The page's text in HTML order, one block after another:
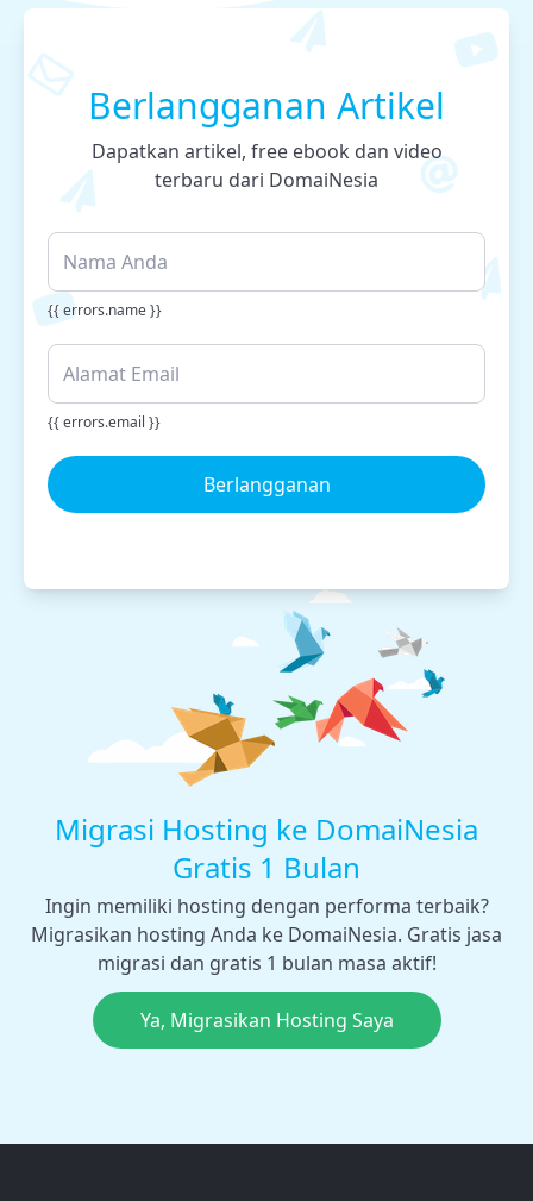
Berlangganan Artikel
Dapatkan artikel, free ebook dan video
terbaru dari DomaiNesia
{{ errors.name }}
{{ errors.email }}
Berlangganan
Migrasi Hosting ke DomaiNesia
Gratis 1 Bulan
Ingin memiliki hosting dengan performa terbaik?
Migrasikan hosting Anda ke DomaiNesia. Gratis jasa
migrasi dan gratis 1 bulan masa aktif!
Ya, Migrasikan Hosting Saya